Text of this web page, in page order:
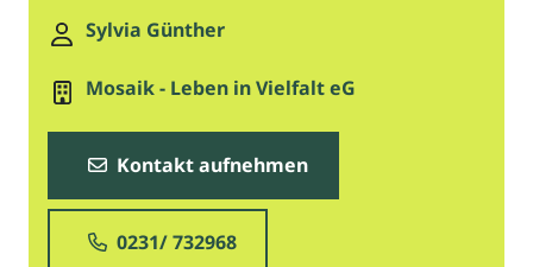
Sylvia Günther
Mosaik - Leben in Vielfalt eG
Kontakt aufnehmen
0231/ 732968